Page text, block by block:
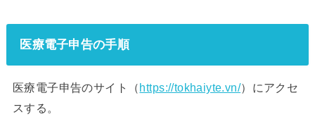
医療電子申告の手順
医療電子申告のサイト（https://tokhaiyte.vn/）にアクセ
スする。